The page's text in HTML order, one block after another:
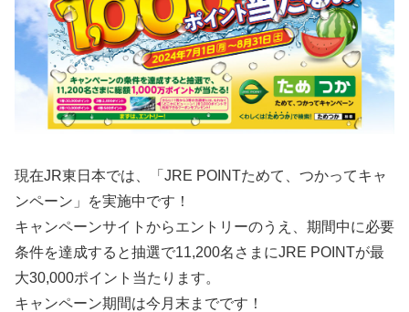
現在JR東日本では、「JRE POINTためて、つかってキャ
ンペーン」を実施中です！
キャンペーンサイトからエントリーのうえ、期間中に必要
条件を達成すると抽選で11,200名さまにJRE POINTが最
大30,000ポイント当たります。
キャンペーン期間は今月末までです！